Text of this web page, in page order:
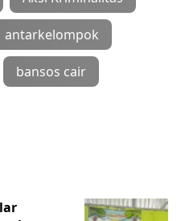
antarkelompok
bansos cair